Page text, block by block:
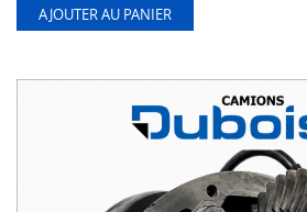
AJOUTER AU PANIER